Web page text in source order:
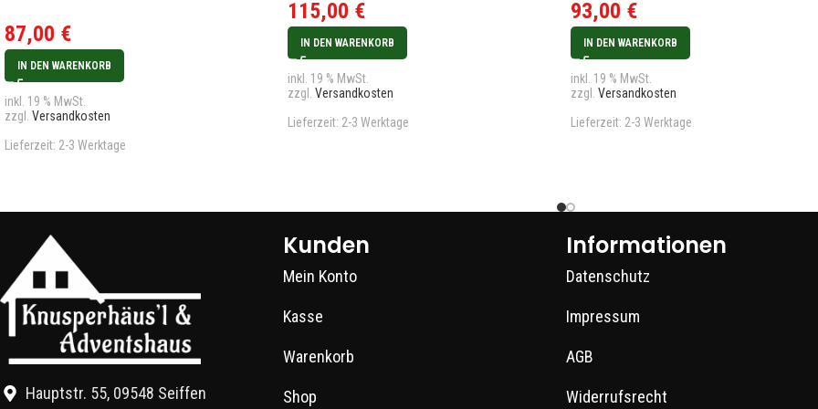
87,00 €
IN DEN WARENKORB
inkl. 19 % MwSt.
zzgl. Versandkosten
Lieferzeit: 2-3 Werktage
115,00 €
IN DEN WARENKORB
inkl. 19 % MwSt.
zzgl. Versandkosten
Lieferzeit: 2-3 Werktage
93,00 €
IN DEN WARENKORB
inkl. 19 % MwSt.
zzgl. Versandkosten
Lieferzeit: 2-3 Werktage
Hauptstr. 55, 09548 Seiffen
Kunden
Mein Konto
Kasse
Warenkorb
Shop
Informationen
Datenschutz
Impressum
AGB
Widerrufsrecht